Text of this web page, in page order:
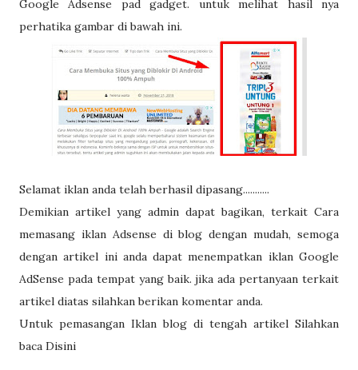
Google Adsense pad gadget. untuk melihat hasil nya
perhatika gambar di bawah ini.
Selamat iklan anda telah berhasil dipasang...........
Demikian artikel yang admin dapat bagikan, terkait Cara
memasang iklan Adsense di blog dengan mudah, semoga
dengan artikel ini anda dapat menempatkan iklan Google
AdSense pada tempat yang baik. jika ada pertanyaan terkait
artikel diatas silahkan berikan komentar anda.
Untuk pemasangan Iklan blog di tengah artikel Silahkan
baca Disini